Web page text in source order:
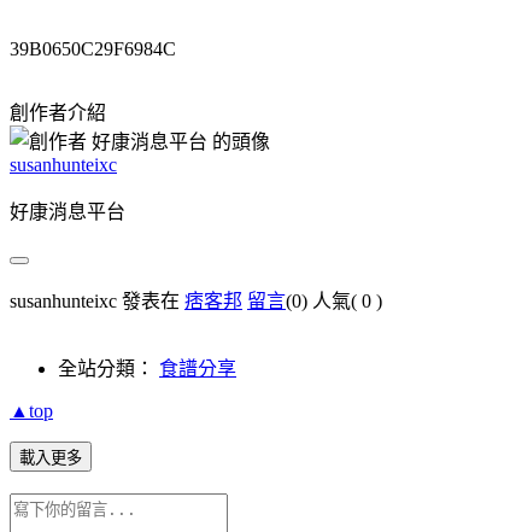
39B0650C29F6984C
創作者介紹
susanhunteixc
好康消息平台
susanhunteixc 發表在 痞客邦 留言(0) 人氣( 0 )
全站分類： 食譜分享
▲top
載入更多